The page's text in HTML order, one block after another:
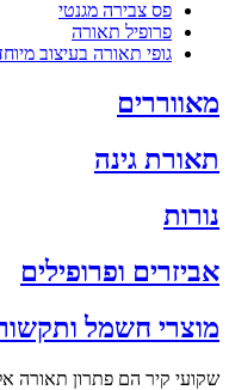
פס צבירה מגנטי
פרופיל תאורה
גופי תאורה בעיצוב
מאווררים
תאורת גינה
נורות
אביזרים ופרופילים
מוצרי חשמל
שקועי קיר הם פתרון תאורה